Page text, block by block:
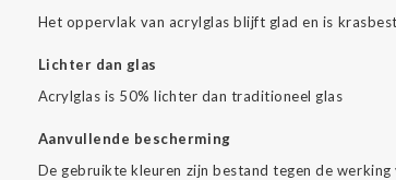
Het oppervlak van acrylglas blijft glad en is
Lichter dan glas
Acrylglas is 50% lichter dan traditioneel glas
Aanvullende bescherming
De gebruikte kleuren zijn bestand tegen de